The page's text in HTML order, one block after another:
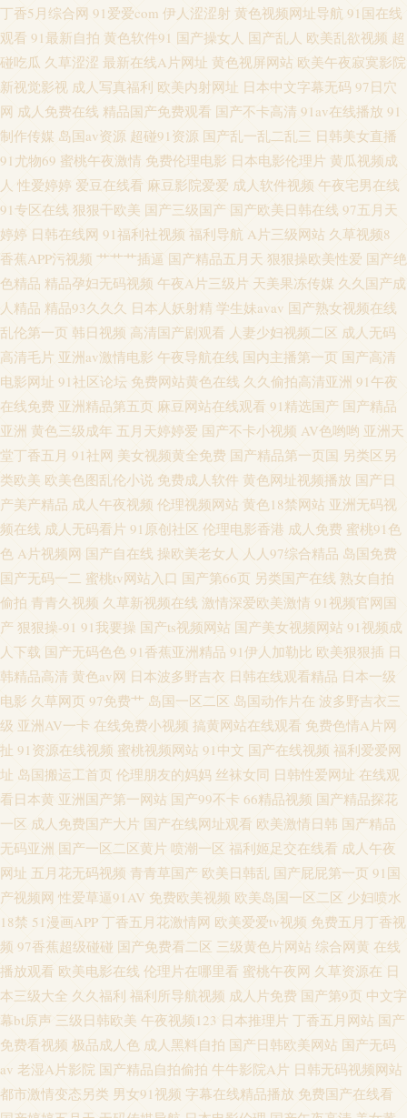
超碰 日韩欲欲网 91发布页 超碰日韩伪娘精品 激情欧美亚 欧美综合在线a 先
锋影音熟女 97色干 国产HD女人 麻豆九九综合视频 91国际视频 福利第一导
航视频 日韩专区视频 91社区免费 国产色又黄视频 欧美日本www 亚洲色图第
一页 白洁小晶 含羞草黄影院 日韩高清色图 91成品视频 大香蕉伊人毛 另类专
区欧美 色色四区
丁香5月综合网 91爱爱com 伊人涩涩射 黄色视频网址导航 91国在线
观看 91最新自拍 黄色软件91 国产操女人 国产乱人 欧美乱欲视频 超
碰吃瓜 久草涩涩 最新在线A片网址 黄色视屏网站 欧美午夜寂寞影院
新视觉影视 成人写真福利 欧美内射网址 日本中文字幕无码 97日穴
网 成人免费在线 精品国产免费观看 国产不卡高清 91av在线播放 91
制作传媒 岛国av资源 超碰91资源 国产乱一乱二乱三 日韩美女直播
91尤物69 蜜桃午夜激情 免费伦理电影 日本电影伦理片 黄瓜视频成
人 性爱婷婷 爱豆在线看 麻豆影院爱爱 成人软件视频 午夜宅男在线
91专区在线 狠狠干欧美 国产三级国产 国产欧美日韩在线 97五月天
婷婷 日韩在线网 91福利社视频 福利导航 A片三级网站 久草视频8
香蕉APP污视频 艹艹艹插逼 国产精品五月天 狠狠操欧美性爱 国产绝
色精品 精品孕妇无码视频 午夜A片三级片 天美果冻传媒 久久国产成
人精品 精品93久久久 日本人妖射精 学生妹avav 国产熟女视频在线
乱伦第一页 韩日视频 高清国产剧观看 人妻少妇视频二区 成人无码
高清毛片 亚洲av激情电影 午夜导航在线 国内主播第一页 国产高清
电影网址 91社区论坛 免费网站黄色在线 久久偷拍高清亚洲 91午夜
在线免费 亚洲精品第五页 麻豆网站在线观看 91精选国产 国产精品
亚洲 黄色三级成年 五月天婷婷爱 国产不卡小视频 AV色哟哟 亚洲天
堂丁香五月 91社网 美女视频黄全免费 国产精品第一页国 另类区另
类欧美 欧美色图乱伦小说 免费成人软件 黄色网址视频播放 国产日
产美产精品 成人午夜视频 伦理视频网站 黄色18禁网站 亚洲无码视
频在线 成人无码看片 91原创社区 伦理电影香港 成人免费 蜜桃91色
色 A片视频网 国产自在线 操欧美老女人 人人97综合精品 岛国免费
国产无码一二 蜜桃tv网站入口 国产第66页 另类国产在线 熟女自拍
偷拍 青青久视频 久草新视频在线 激情深爱欧美激情 91视频官网国
产 狠狠操-91 91我要操 国产ts视频网站 国产美女视频网站 91视频成
人下载 国产无码色色 91香蕉亚洲精品 91伊人加勒比 欧美狠狠插 日
韩精品高清 黄色av网 日本波多野吉衣 日韩在线观看精品 日本一级
电影 久草网页 97免费艹 岛国一区二区 岛国动作片在 波多野吉衣三
级 亚洲AV一卡 在线免费小视频 搞黄网站在线观看 免费色情A片网
扯 91资源在线视频 蜜桃视频网站 91中文 国产在线视频 福利爱爱网
址 岛国搬运工首页 伦理朋友的妈妈 丝袜女同 日韩性爱网址 在线观
看日本黄 亚洲国产第一网站 国产99不卡 66精品视频 国产精品探花
一区 成人免费国产大片 国产在线网址观看 欧美激情日韩 国产精品
无码亚洲 国产一区二区黄片 喷潮一区 福利姬足交在线看 成人午夜
网址 五月花无码视频 青青草国产 欧美日韩乱 国产屁屁第一页 91国
产视频网 性爱草逼91AV 免费欧美视频 欧美岛国一区二区 少妇喷水
18禁 51漫画APP 丁香五月花激情网 欧美爱爱tv视频 免费五月丁香视
频 97香蕉超级碰碰 国产免费看二区 三级黄色片网站 综合网黄 在线
播放观看 欧美电影在线 伦理片在哪里看 蜜桃午夜网 久草资源在 日
本三级大全 久久福利 福利所导航视频 成人片免费 国产第9页 中文字
幕bt原声 三级日韩欧美 午夜视频123 日本推理片 丁香五月网站 国产
免费看视频 极品成人色 成人黑料自拍 国产日韩欧美网站 国产无码
av 老湿A片影院 国产精品自拍偷拍 牛牛影院A片 日韩无码视频网站
都市激情变态另类 男女91视频 字幕在线精品播放 免费国产在线看